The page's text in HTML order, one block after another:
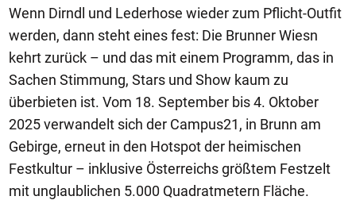
Wenn Dirndl und Lederhose wieder zum Pflicht-Outfit
werden, dann steht eines fest: Die Brunner Wiesn
kehrt zurück – und das mit einem Programm, das in
Sachen Stimmung, Stars und Show kaum zu
überbieten ist. Vom 18. September bis 4. Oktober
2025 verwandelt sich der Campus21, in Brunn am
Gebirge, erneut in den Hotspot der heimischen
Festkultur – inklusive Österreichs größtem Festzelt
mit unglaublichen 5.000 Quadratmetern Fläche.